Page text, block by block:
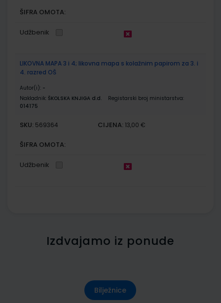
ŠIFRA OMOTA:
Udžbenik
LIKOVNA MAPA 3 i 4; likovna mapa s kolažnim papirom za 3. i
4. razred OŠ
Autor(i): -
Nakladnik: ŠKOLSKA KNJIGA d.d.
Registarski broj ministarstva:
014175
SKU: 569364 CIJENA: 13,00 €
ŠIFRA OMOTA:
Udžbenik
Izdvajamo iz ponude
Bilježnice